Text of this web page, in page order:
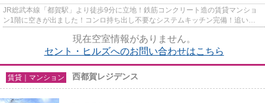
JR総武本線「都賀駅」より徒歩9分に立地！鉄筋コンクリート造の賃貸マンショ
ン1階に空きが出ました！コンロ持ち出し不要なシステムキッチン完備！追い焚
現在空室情報がありません。
セント・ヒルズへのお問い合わせはこちら
賃貸｜マンション 西都賀レジデンス